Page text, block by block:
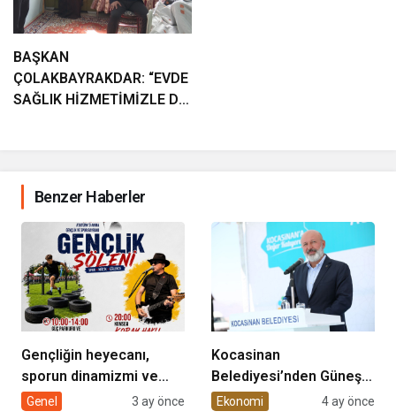
BAŞKAN
ÇOLAKBAYRAKDAR: “EVDE
SAĞLIK HİZMETİMİZLE DE
Benzer Haberler
Gençliğin heyecanı,
sporun dinamizmi ve
müziğin coşkusu
Genel 3 ay önce
Kocasinan
Belediyesi’nden Güneş
Enerjisi Hamlesi
Ekonomi 4 ay önce